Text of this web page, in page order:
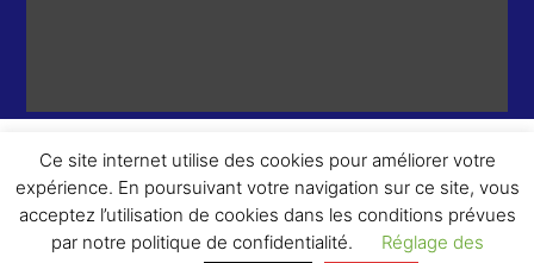
© 2026 – 2 ème Round – Tous droits réservés.
Ce site internet utilise des cookies pour améliorer votre
expérience. En poursuivant votre navigation sur ce site, vous
acceptez l’utilisation de cookies dans les conditions prévues
par notre politique de confidentialité.
Réglage des